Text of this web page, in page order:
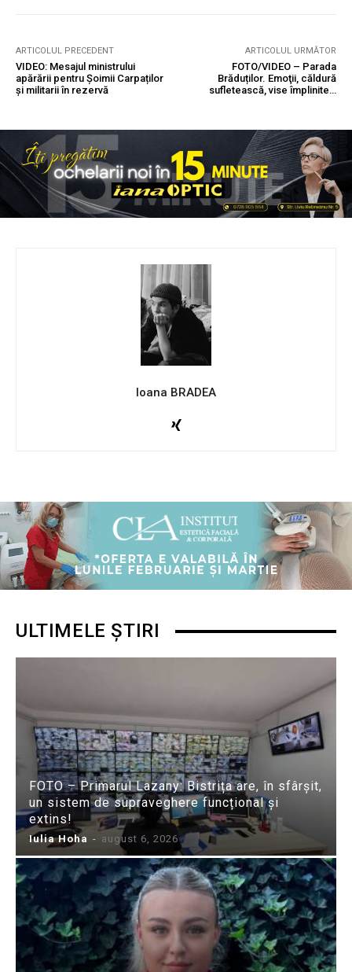
ARTICOLUL PRECEDENT
VIDEO: Mesajul ministrului
apărării pentru Șoimii Carpaților
și militarii în rezervă
ARTICOLUL URMĂTOR
FOTO/VIDEO – Parada
Brăduților. Emoţii, căldură
sufletească, vise împlinite…
Ioana BRADEA
ULTIMELE ȘTIRI
FOTO – Primarul Lazany: Bistrița are, în sfârșit,
un sistem de supraveghere funcțional și
extins!
Iulia Hoha - august 6, 2026